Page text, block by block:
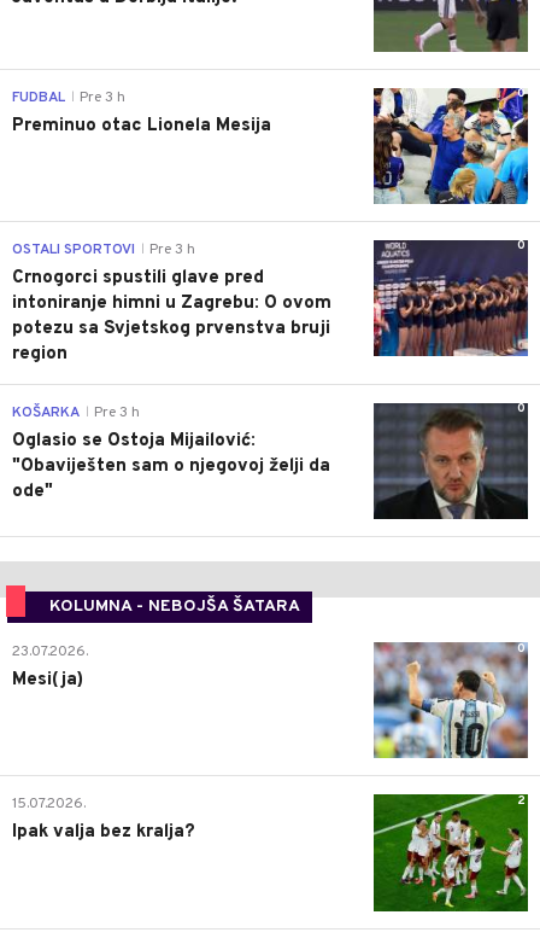
0
FUDBAL Pre 3 h
Preminuo otac Lionela Mesija
0
OSTALI SPORTOVI Pre 3 h
Crnogorci spustili glave pred
intoniranje himni u Zagrebu: O ovom
potezu sa Svjetskog prvenstva bruji
region
0
KOŠARKA Pre 3 h
Oglasio se Ostoja Mijailović:
"Obaviješten sam o njegovoj želji da
ode"
KOLUMNA - NEBOJŠA ŠATARA
0
23.07.2026.
Mesi(ja)
2
15.07.2026.
Ipak valja bez kralja?